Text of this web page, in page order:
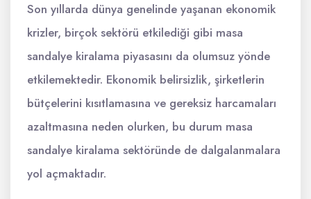
Son yıllarda dünya genelinde yaşanan ekonomik
krizler, birçok sektörü etkilediği gibi masa
sandalye kiralama piyasasını da olumsuz yönde
etkilemektedir. Ekonomik belirsizlik, şirketlerin
bütçelerini kısıtlamasına ve gereksiz harcamaları
azaltmasına neden olurken, bu durum masa
sandalye kiralama sektöründe de dalgalanmalara
yol açmaktadır.